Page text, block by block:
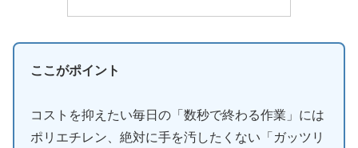
ここがポイント
コストを抑えたい毎日の「数秒で終わる作業」には
ポリエチレン、絶対に手を汚したくない「ガッツリ